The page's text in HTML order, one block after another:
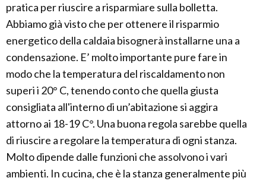
pratica per riuscire a risparmiare sulla bolletta.
Abbiamo già visto che per ottenere il risparmio
energetico della caldaia bisognerà installarne una a
condensazione. E’ molto importante pure fare in
modo che la temperatura del riscaldamento non
superi i 20° C, tenendo conto che quella giusta
consigliata all'interno di un’abitazione si aggira
attorno ai 18-19 C°. Una buona regola sarebbe quella
di riuscire a regolare la temperatura di ogni stanza.
Molto dipende dalle funzioni che assolvono i vari
ambienti. In cucina, che è la stanza generalmente più